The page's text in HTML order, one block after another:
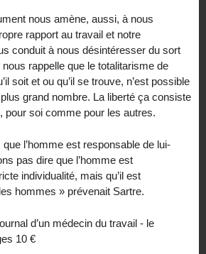
nous amène, aussi, à nous
rapport au travail et notre
conduit à nous désintéresser du sort
rappelle que le totalitarisme de
soit et ou qu’il se trouve, n’est possible
grand nombre. La liberté ça consiste
pour soi comme pour les autres.
l’homme est responsable de lui-
pas dire que l’homme est
individualité, mais qu’il est
hommes » prévenait Sartre.
d’un médecin du travail - le
10 €